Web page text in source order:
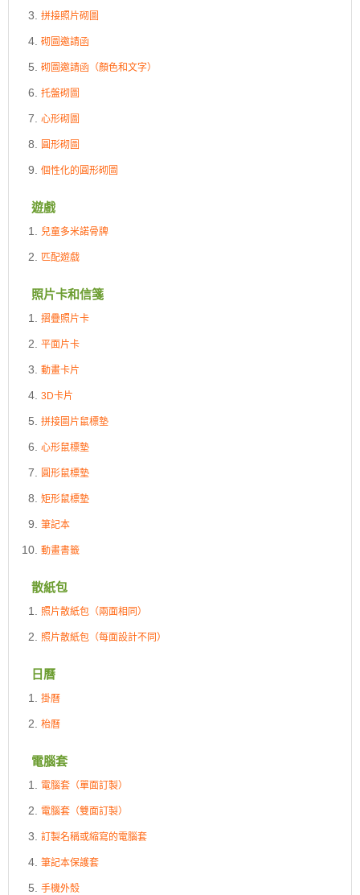
拼接照片砌圖
砌圖邀請函
砌圖邀請函（顏色和文字）
托盤砌圖
心形砌圖
圓形砌圖
個性化的圓形砌圖
遊戲
兒童多米諾骨牌
匹配遊戲
照片卡和信箋
摺疊照片卡
平面片卡
動畫卡片
3D卡片
拼接圖片鼠標墊
心形鼠標墊
圓形鼠標墊
矩形鼠標墊
筆記本
動畫書籤
散紙包
照片散紙包（兩面相同）
照片散紙包（每面設計不同）
日曆
掛曆
枱曆
電腦套
電腦套（單面訂製）
電腦套（雙面訂製）
訂製名稱或縮寫的電腦套
筆記本保護套
手機外殼